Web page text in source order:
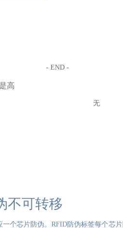
高
- END -
无
不可转移
个芯片防伪。RFID防伪标签每个芯